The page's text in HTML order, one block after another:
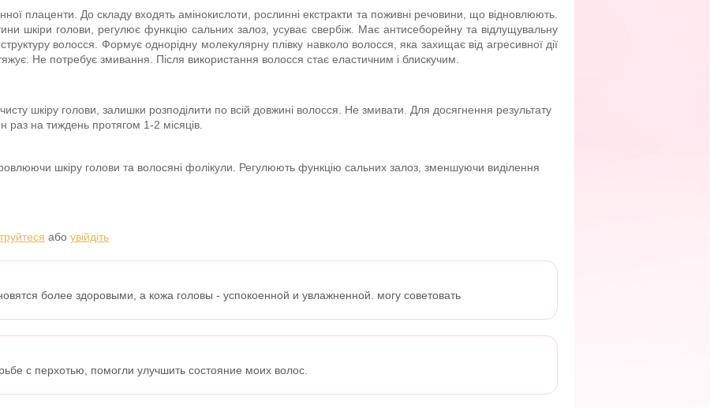
плаценти. До складу входять амінокислоти, рослинні екстракти та поживні речовини, що відновлюють.
шкіри голови, регулює функцію сальних залоз, усуває свербіж. Має антисеборейну та відлущувальну
волосся. Формує однорідну молекулярну плівку навколо волосся, яка захищає від агресивної дії
Не потребує змивання. Після використання волосся стає еластичним і блискучим.
шкіру голови, залишки розподілити по всій довжині волосся. Не змивати. Для досягнення результату
раз на тиждень протягом 1-2 місяців.
шкіру голови та волосяні фолікули. Регулюють функцію сальних залоз, зменшуючи виділення
або увійдіть
более здоровыми, а кожа головы - успокоенной и увлажненной. могу советовать
с перхотью, помогли улучшить состояние моих волос.